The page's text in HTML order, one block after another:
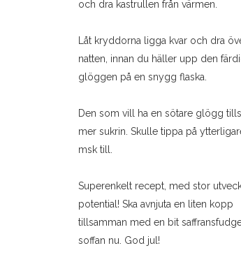
och dra kastrullen från värmen.
Låt kryddorna ligga kvar och dra
natten, innan du häller upp den
glöggen på en snygg flaska.
Den som vill ha en sötare glögg
mer sukrin. Skulle tippa på
msk till.
Superenkelt recept, med stor
potential! Ska avnjuta en liten kopp
tillsamman med en bit
soffan nu. God jul!